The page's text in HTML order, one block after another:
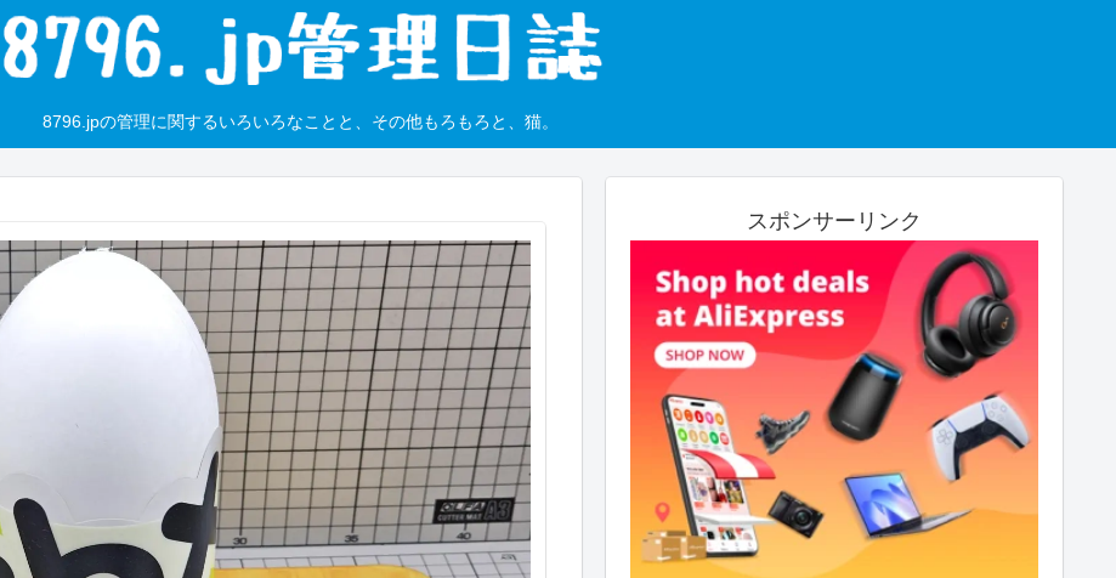
8796.jpの管理に関するいろいろなことと、その他もろもろと、猫。
スポンサーリンク